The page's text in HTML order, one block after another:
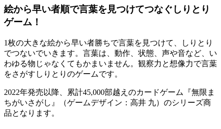
絵から早い者順で言葉を見つけてつなぐしりとり
ゲーム！
1枚の大きな絵から早い者勝ちで言葉を見つけて、しりとり
でつないでいきます。言葉は、動作、状態、声や音など、い
わゆる物じゃなくてもかまいません。観察力と想像力で言葉
をさがすしりとりのゲームです。
2022年発売以降、累計45,000部越えのカードゲーム『無限ま
ちがいさがし』（ゲームデザイン：高井 九）のシリーズ商
品となります。